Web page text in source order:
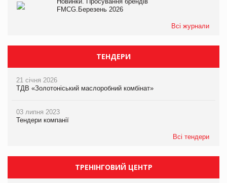
FMCG.Березень 2026
Всі журнали
ТЕНДЕРИ
21 січня 2026
ТДВ «Золотоніський маслоробний комбінат»
03 липня 2023
Тендери компанії
Всі тендери
ТРЕНІНГОВИЙ ЦЕНТР